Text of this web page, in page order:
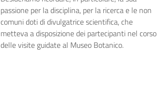
passione per la disciplina, per la ricerca e le non
comuni doti di divulgatrice scientifica, che
metteva a disposizione dei partecipanti nel corso
delle visite guidate al Museo Botanico.